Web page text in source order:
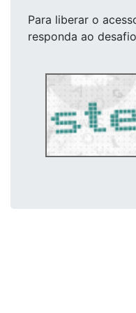
Para liberar o
responda ao